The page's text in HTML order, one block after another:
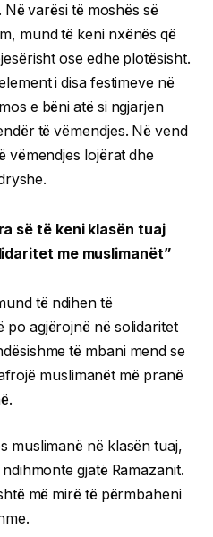
varësi të moshës së
mund të keni nxënës që
ose edhe plotësisht.
i disa festimeve në
e bëni atë si ngjarjen
të vëmendjes. Në vend
vëmendjes lojërat dhe
së të keni klasën tuaj
me muslimanët”
të ndihen të
po agjërojnë në solidaritet
të mbani mend se
muslimanët më pranë
muslimanë në klasën tuaj,
gjatë Ramazanit.
më mirë të përmbaheni